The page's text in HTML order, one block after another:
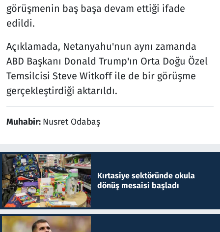
görüşmenin baş başa devam ettiği ifade
edildi.
Açıklamada, Netanyahu'nun aynı zamanda
ABD Başkanı Donald Trump'ın Orta Doğu Özel
Temsilcisi Steve Witkoff ile de bir görüşme
gerçekleştirdiği aktarıldı.
Muhabir: Nusret Odabaş
Kırtasiye sektöründe okula
dönüş mesaisi başladı